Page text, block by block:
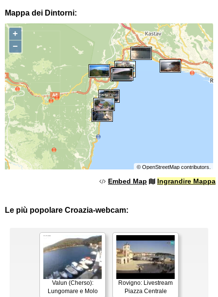
Mappa dei Dintorni:
+
−
© OpenStreetMapcontributors.
Embed Map Ingrandire Mappa
Le più popolare Croazia-webcam:
Valun (Cherso):
Lungomare e Molo
Rovigno: Livestream
Piazza Centrale